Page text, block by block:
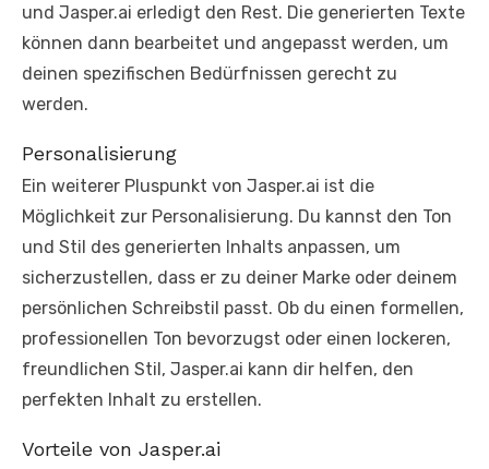
und Jasper.ai erledigt den Rest. Die generierten Texte
können dann bearbeitet und angepasst werden, um
deinen spezifischen Bedürfnissen gerecht zu
werden.
Personalisierung
Ein weiterer Pluspunkt von Jasper.ai ist die
Möglichkeit zur Personalisierung. Du kannst den Ton
und Stil des generierten Inhalts anpassen, um
sicherzustellen, dass er zu deiner Marke oder deinem
persönlichen Schreibstil passt. Ob du einen formellen,
professionellen Ton bevorzugst oder einen lockeren,
freundlichen Stil, Jasper.ai kann dir helfen, den
perfekten Inhalt zu erstellen.
Vorteile von Jasper.ai